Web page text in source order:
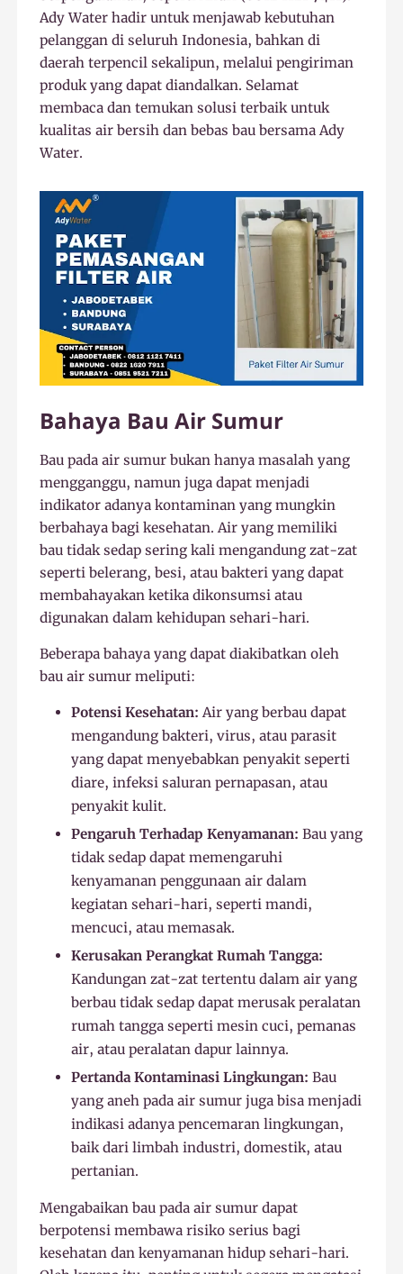
Ady Water hadir untuk menjawab kebutuhan
pelanggan di seluruh Indonesia, bahkan di
daerah terpencil sekalipun, melalui pengiriman
produk yang dapat diandalkan. Selamat
membaca dan temukan solusi terbaik untuk
kualitas air bersih dan bebas bau bersama Ady
Water.
Bahaya Bau Air Sumur
Bau pada air sumur bukan hanya masalah yang
mengganggu, namun juga dapat menjadi
indikator adanya kontaminan yang mungkin
berbahaya bagi kesehatan. Air yang memiliki
bau tidak sedap sering kali mengandung zat-zat
seperti belerang, besi, atau bakteri yang dapat
membahayakan ketika dikonsumsi atau
digunakan dalam kehidupan sehari-hari.
Beberapa bahaya yang dapat diakibatkan oleh
bau air sumur meliputi:
Potensi Kesehatan: Air yang berbau dapat
mengandung bakteri, virus, atau parasit
yang dapat menyebabkan penyakit seperti
diare, infeksi saluran pernapasan, atau
penyakit kulit.
Pengaruh Terhadap Kenyamanan: Bau yang
tidak sedap dapat memengaruhi
kenyamanan penggunaan air dalam
kegiatan sehari-hari, seperti mandi,
mencuci, atau memasak.
Kerusakan Perangkat Rumah Tangga:
Kandungan zat-zat tertentu dalam air yang
berbau tidak sedap dapat merusak peralatan
rumah tangga seperti mesin cuci, pemanas
air, atau peralatan dapur lainnya.
Pertanda Kontaminasi Lingkungan: Bau
yang aneh pada air sumur juga bisa menjadi
indikasi adanya pencemaran lingkungan,
baik dari limbah industri, domestik, atau
pertanian.
Mengabaikan bau pada air sumur dapat
berpotensi membawa risiko serius bagi
kesehatan dan kenyamanan hidup sehari-hari.